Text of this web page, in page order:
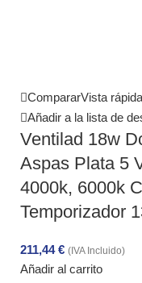
CompararVista rápida
Añadir a la lista de
Ventilad 18w
Aspas Plata 5
4000k, 6000k
Temporizador
211,44€ (IVA Incluido)
Añadir al carrito